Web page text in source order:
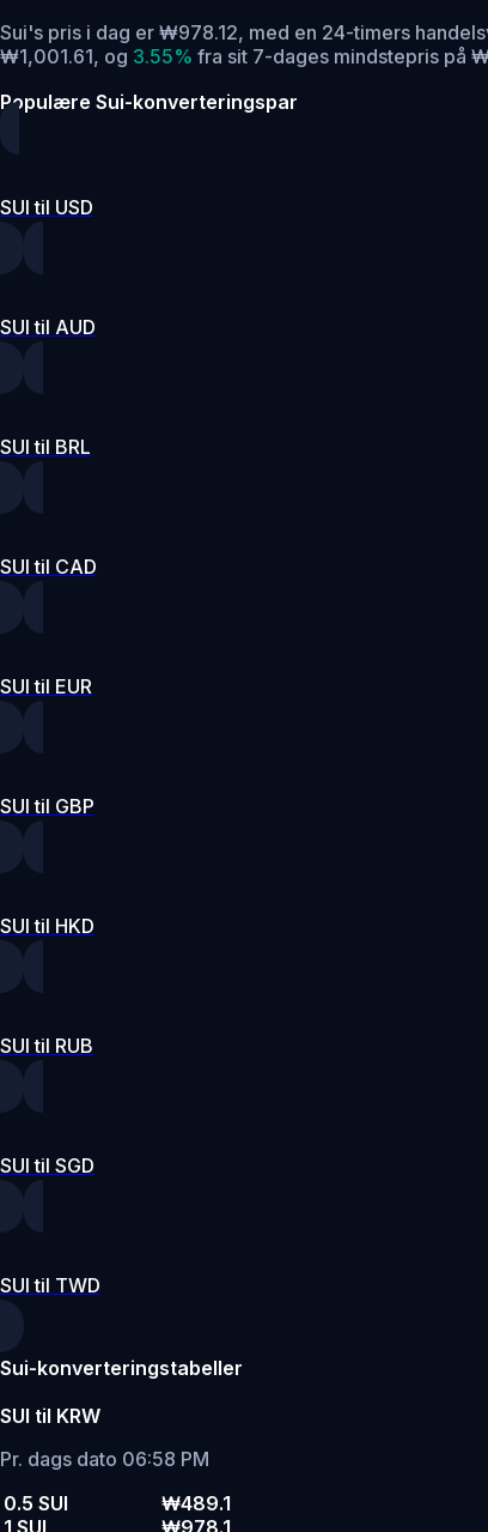
Sui's pris i dag er ₩978.12, med en 24-timers
₩1,001.61, og 3.55% fra sit 7-dages mindstepris på
Populære Sui-konverteringspar
SUI til USD
SUI til AUD
SUI til BRL
SUI til CAD
SUI til EUR
SUI til GBP
SUI til HKD
SUI til RUB
SUI til SGD
SUI til TWD
Sui-konverteringstabeller
SUI til KRW
Pr. dags dato 06:58 PM
0.5 SUI
₩489.1
1 SUI
₩978.1